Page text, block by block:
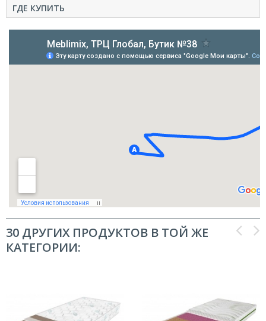
ГДЕ КУПИТЬ
30 ДРУГИХ ПРОДУКТОВ В ТОЙ ЖЕ
КАТЕГОРИИ: